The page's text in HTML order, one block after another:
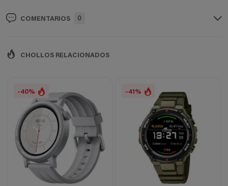
COMENTARIOS 0
CHOLLOS RELACIONADOS
-40% -41%